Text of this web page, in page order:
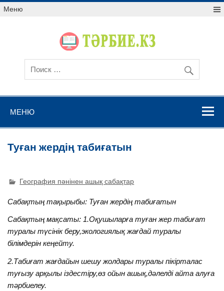
Меню
МЕНЮ
Туған жердің табиғатын
География пәнінен ашық сабақтар
Сабақтың тақырыбы: Туған жердің табиғатын
Сабақтың мақсаты: 1.Оқушыларға туған жер табиғат
туралы түсінік беру,экологиялық жағдай туралы
білімдерін кеңейту.
2.Табиғат жағдайын шешу жолдары туралы пікірталас
туғызу арқылы іздестіру,өз ойын ашық,дәлелді айта алуға
тәрбиелеу.